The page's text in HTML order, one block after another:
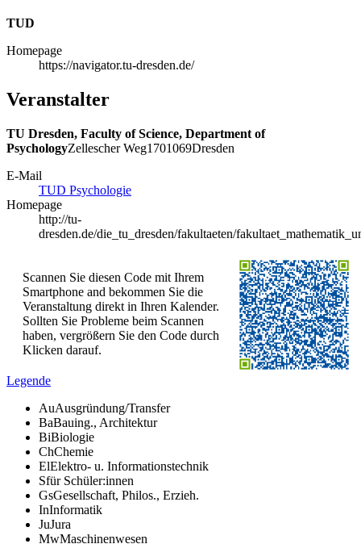
TUD
Homepage
https://navigator.tu-dresden.de/
Veranstalter
TU Dresden, Faculty of Science, Department of
PsychologyZellescher Weg1701069Dresden
E-Mail
TUD Psychologie
Homepage
http://tu-
dresden.de/die_tu_dresden/fakultaeten/
Scannen Sie diesen Code mit Ihrem
Smartphone and bekommen Sie die
Veranstaltung direkt in Ihren Kalender.
Sollten Sie Probleme beim Scannen
haben, vergrößern Sie den Code durch
Klicken darauf.
Legende
AuAusgründung/Transfer
BaBauing., Architektur
BiBiologie
ChChemie
ElElektro- u. Informationstechnik
Sfür Schüler:innen
GsGesellschaft, Philos., Erzieh.
InInformatik
JuJura
MwMaschinenwesen